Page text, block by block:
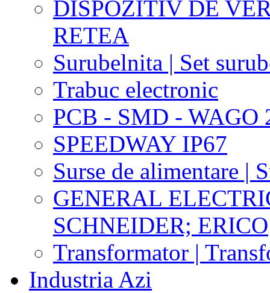
DISPOZITIV DE
RETEA
Surubelnita | Set
Trabuc electronic
PCB - SMD - WAGO
SPEEDWAY IP67
Surse de alimentare |
GENERAL
SCHNEIDER; ERICO
Transformator |
Industria Azi